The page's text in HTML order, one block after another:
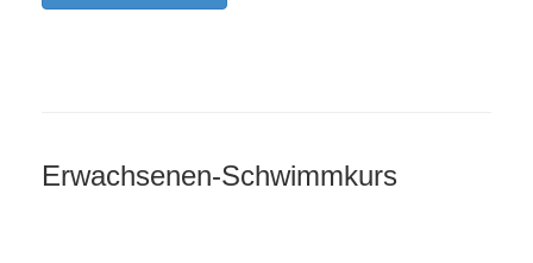
Erwachsenen-Schwimmkurs